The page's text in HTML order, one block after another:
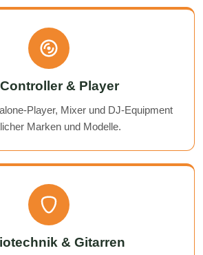
& Player
Player, Mixer und DJ-Equipment
Marken und Modelle.
& Gitarren